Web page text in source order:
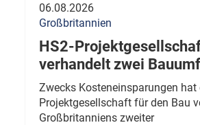
06.08.2026
Großbritannien
HS2-
verhandelt zwei
Zwecks Kosteneinsparungen hat
Projektgesellschaft für den Bau
Großbritanniens zweiter